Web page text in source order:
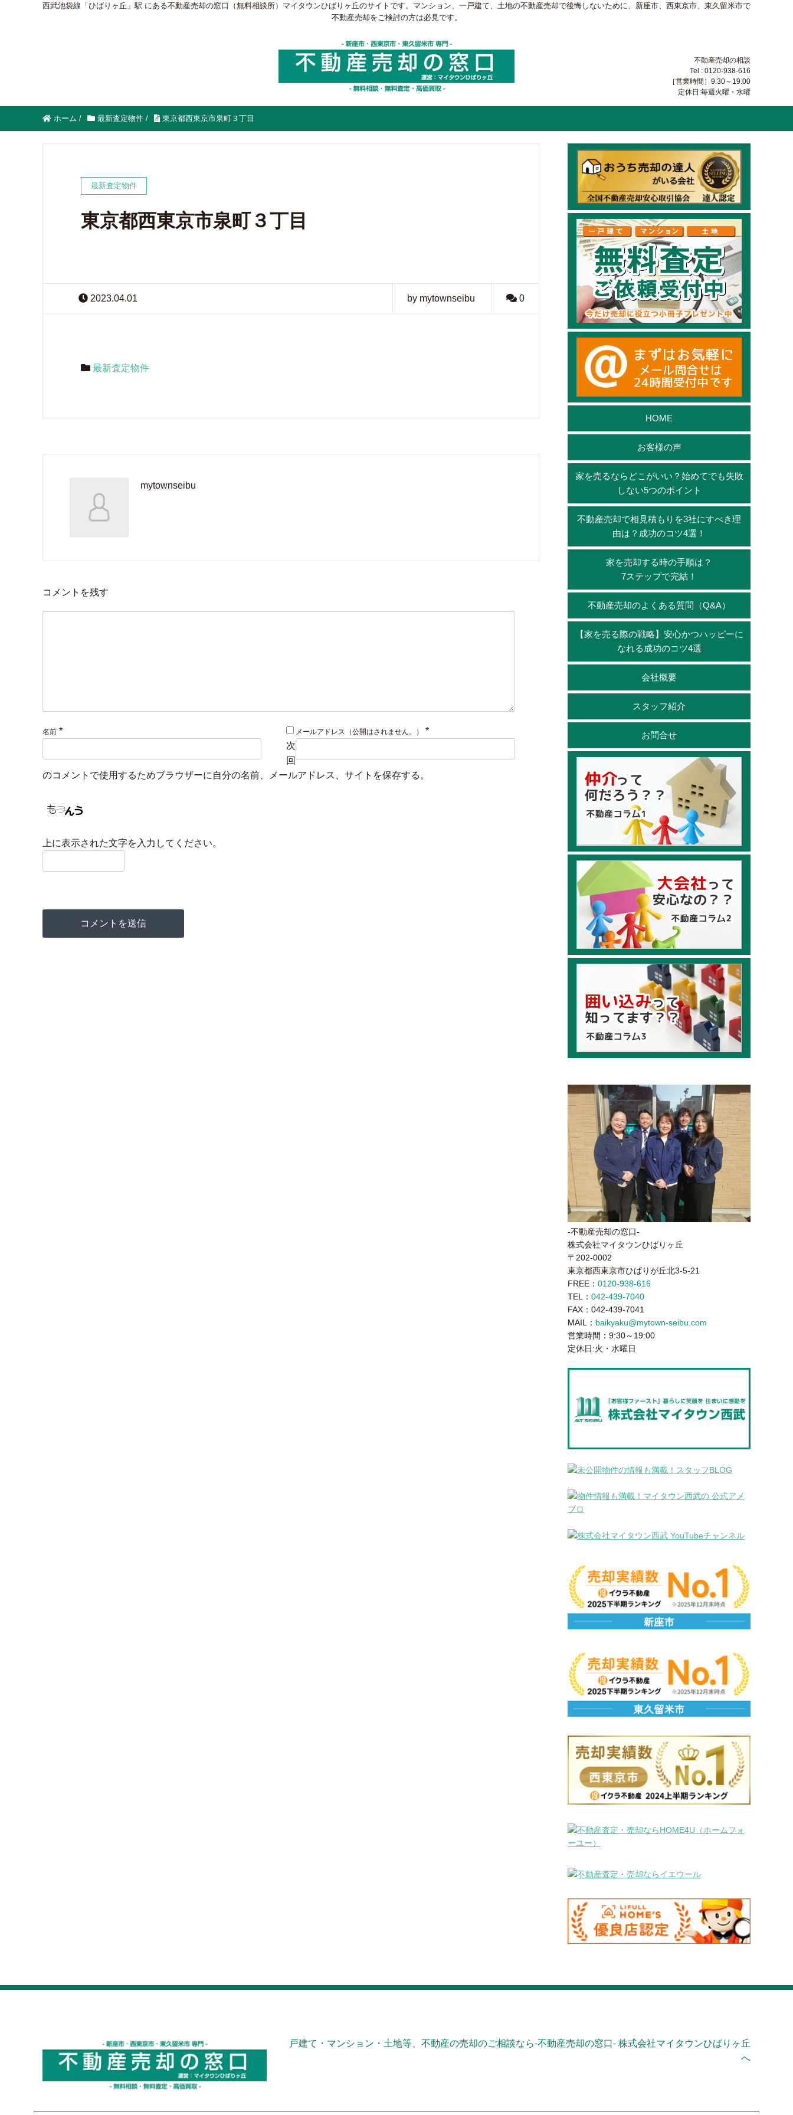
西武池袋線「ひばりヶ丘」駅 にある不動産売却の窓口（無料相談所）マイタウンひばりヶ丘のサイトです。マンション、一戸建て、土地の不動産売却で後悔しないために、新座市、西東京市、東久留米市で
不動産売却をご検討の方は必見です。
不動産売却の相談
Tel : 0120-938-616
［営業時間］9:30～19:00
定休日:毎週火曜・水曜
ホーム / 最新査定物件 / 東京都西東京市泉町３丁目
最新査定物件
東京都西東京市泉町３丁目
2023.04.01 by mytownseibu 0
最新査定物件
mytownseibu
コメントを残す
名前 * メールアドレス（公開はされません。）
*
次
回
のコメントで使用するためブラウザーに自分の名前、メールアドレス、サイトを保存する。
上に表示された文字を入力してください。
HOME
お客様の声
家を売るならどこがいい？始めてでも失敗
しない5つのポイント
不動産売却で相見積もりを3社にすべき理
由は？成功のコツ4選！
家を売却する時の手順は？
7ステップで完結！
不動産売却のよくある質問（Q&A）
【家を売る際の戦略】安心かつハッピーに
なれる成功のコツ4選
会社概要
スタッフ紹介
お問合せ
-不動産売却の窓口-
株式会社マイタウンひばりヶ丘
〒202-0002
東京都西東京市ひばりが丘北3-5-21
FREE： 0120-938-616
TEL： 042-439-7040
FAX：042-439-7041
MAIL： baikyaku@mytown-seibu.com
営業時間：9:30～19:00
定休日:火・水曜日
戸建て・マンション・土地等、不動産の売却のご相談なら-不動産売却の窓口- 株式会社マイタウンひばりヶ丘
へ